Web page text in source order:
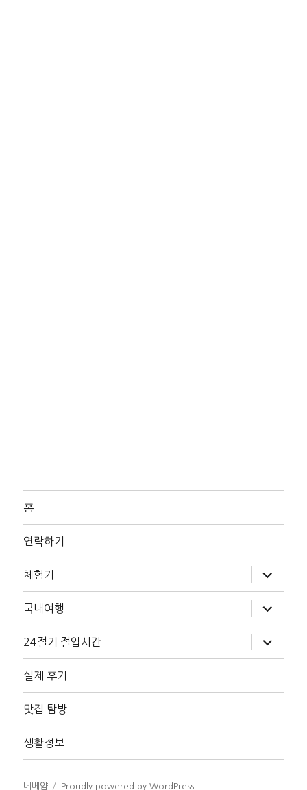
홈
연락하기
체험기
위
메
확
장
국내여행
위
메
확
장
24절기 절입시간
위
메
장
실제 후기
맛집 탐방
생활정보
베베얌 Proudly powered by WordPress